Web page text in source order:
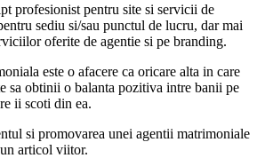
profesionist pentru site si servicii de
sediu si/sau punctul de lucru, dar mai
oferite de agentie si pe branding.
este o afacere ca oricare alta in care
sa obtinii o balanta pozitiva intre banii pe
ii scoti din ea.
si promovarea unei agentii matrimoniale
articol viitor.